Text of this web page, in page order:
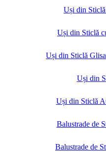
Uși din
Uși din Sticlă
Uși din Sticlă
Uși din
Uși din Sticlă
Balustrade de
Balustrade de